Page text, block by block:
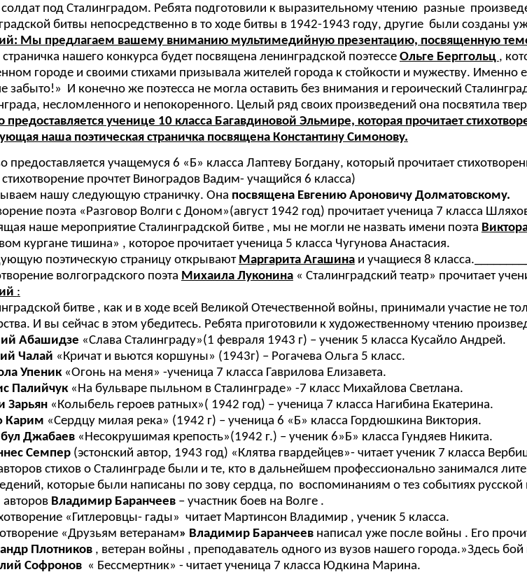
под Сталинградом. Ребята подготовили к выразительному чтению разные
битвы непосредственно в то ходе битвы в 1942-1943 году, другие были
Мы предлагаем вашему вниманию мультимедийную презентацию, посвященную теме
нашего конкурса будет посвящена ленинградской поэтессе Ольге Берггольц ,
городе и своими стихами призывала жителей города к стойкости и мужеству.
забыто!» И конечно же поэтесса не могла оставить без внимания и героический
несломленного и непокоренного. Целый ряд своих произведений она посвятила
предоставляется ученице 10 класса Багавдиновой Эльмире, которая прочитает
наша поэтическая страничка посвящена Константину Симонову.
предоставляется учащемуся 6 «Б» класса Лаптеву Богдану, который прочитает
прочтет Виноградов Вадим- учащийся 6 класса)
нашу следующую страничку. Она посвящена Евгению Ароновичу Долматовскому.
поэта «Разговор Волги с Доном»(август 1942 год) прочитает ученица 7 класса
наше мероприятие Сталинградской битве , мы не могли не назвать имени поэта
кургане тишина» , которое прочитает ученица 5 класса Чугунова Анастасия.
поэтическую страницу открывают Маргарита Агашинаи учащиеся 8
волгоградского поэта Михаила Луконина« Сталинградский театр» прочитает
:
битве , как и в ходе всей Великой Отечественной войны, принимали участие не
И вы сейчас в этом убедитесь. Ребята приготовили к художественному чтению
Абашидзе «Слава Сталинграду»(1 февраля 1943 г) – ученик 5 класса Кусайло Андрей.
Чалай «Кричат и вьются коршуны» (1943г) – Рогачева Ольга 5 класс.
Упеник«Огонь на меня» -ученица 7 класса Гаврилова Елизавета.
Палийчук«На бульваре пыльном в Сталинграде» -7 класс Михайлова Светлана.
Зарьян«Колыбель героев ратных»( 1942 год) – ученица 7 класса Нагибина Екатерина.
Карим «Сердцу милая река» (1942 г) – ученица 6 «Б» класса Гордюшкина Виктория.
Джабаев«Несокрушимая крепость»(1942 г.) – ученик 6»Б» класса Гундяев Никита.
Семпер(эстонский автор, 1943 год) «Клятва гвардейцев»- читает ученик 7 класса
стихов о Сталинграде были и те, кто в дальнейшем профессионально занимался
которые были написаны по зову сердца, по воспоминаниям о тез событиях
Владимир Баранчеев– участник боев на Волге .
«Гитлеровцы- гады» читает Мартинсон Владимир , ученик 5 класса.
«Друзьям ветеранам» Владимир Баранчеев написал уже после войны . Его
Плотников, ветеран войны , преподаватель одного из вузов нашего города.»Здесь
Софронов« Бессмертник» - читает ученица 7 класса Юдкина Марина.